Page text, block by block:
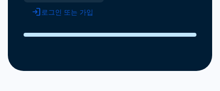
로그인 또는 가입